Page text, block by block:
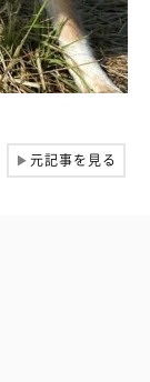
▶元記事を見る